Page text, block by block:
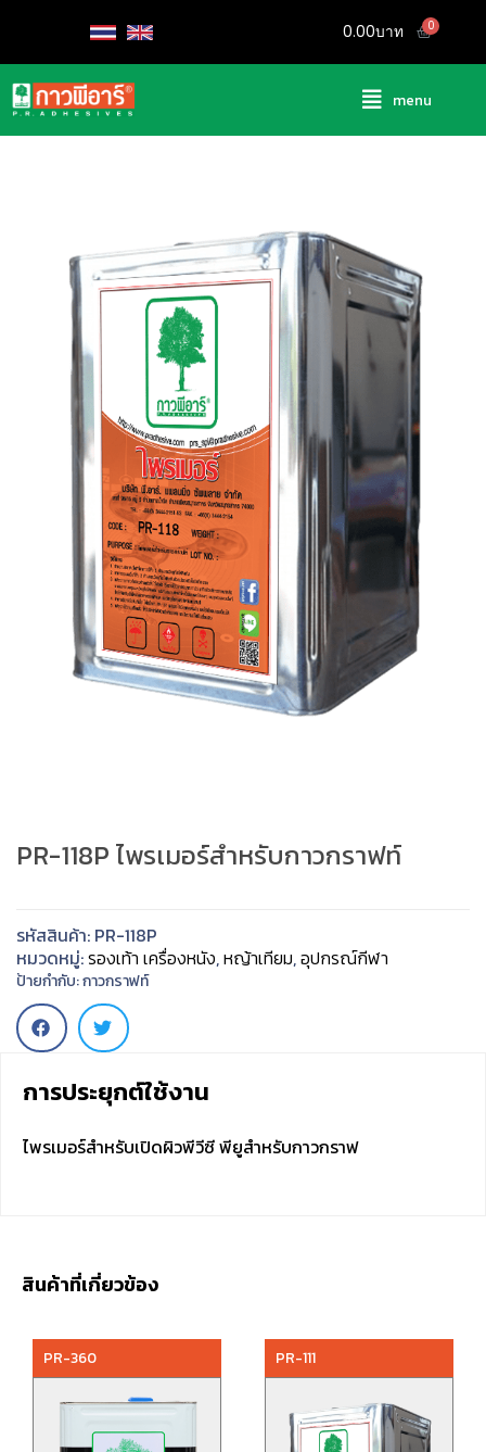
0.00
menu
PR-118P ไพรเมอร์สำหรับกาวกราฟท์
รหัสสินค้า: PR-118P
หมวดหมู่:รองเท้า เครื่องหนัง,หญ้าเทียม,อุปกรณ์กีฬา
ป้ายกำกับ:กาวกราฟท์
การประยุกต์ใช้งาน
ไพรเมอร์สำหรับเปิดผิวพีวีซี พียูสำหรับกาวกราฟ
สินค้าที่เกี่ยวข้อง
PR-360 PR-111